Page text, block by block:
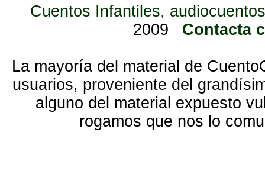
Cuentos Infantiles,
2009
Contacta
La mayoría del material de
usuarios, proveniente del
alguno del material expuesto
rogamos que nos lo